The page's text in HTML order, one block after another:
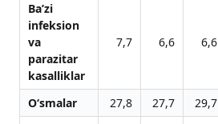
Ba’zi
infeksion
va
parazitar
kasalliklar
7,7 6,6 6,6
O‘smalar 27,8 27,7 29,7